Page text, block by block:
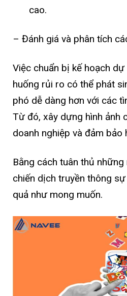
cao.
– Đánh giá và phân tích
Việc chuẩn bị kế hoạch
huống rủi ro có thể phát
phó dễ dàng hơn với các
Từ đó, xây dựng hình ảnh
doanh nghiệp và đảm bảo
Bằng cách tuân thủ những
chiến dịch truyền thông
quả như mong muốn.